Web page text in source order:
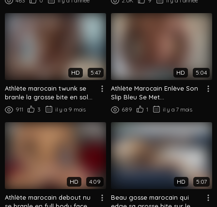
Sa Bite
HD 5:47
Athlète marocain twunk se
branle la grosse bite en solo
sur le canapé
911 3 il y a 9 mois
HD 5:04
Athlète Marocain Enlève Son
Slip Bleu Se Met
Complètement Nu Et Flex
Dans La Cuisine
689 1 il y a 7 mois
HD 4:09
Athlète marocain debout nu
HD 5:07
Beau gosse marocain qui